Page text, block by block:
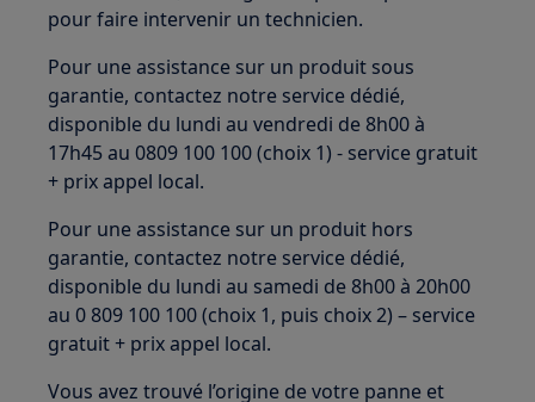
pour faire intervenir un technicien.
Pour une assistance sur un produit sous
garantie, contactez notre service dédié,
disponible du lundi au vendredi de 8h00 à
17h45 au 0809 100 100 (choix 1) - service gratuit
+ prix appel local.
Pour une assistance sur un produit hors
garantie, contactez notre service dédié,
disponible du lundi au samedi de 8h00 à 20h00
au 0 809 100 100 (choix 1, puis choix 2) – service
gratuit + prix appel local.
Vous avez trouvé l’origine de votre panne et